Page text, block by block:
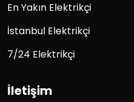
En Yakın Elektrikçi
İstanbul Elektrikçi
7/24 Elektrikçi
İletişim